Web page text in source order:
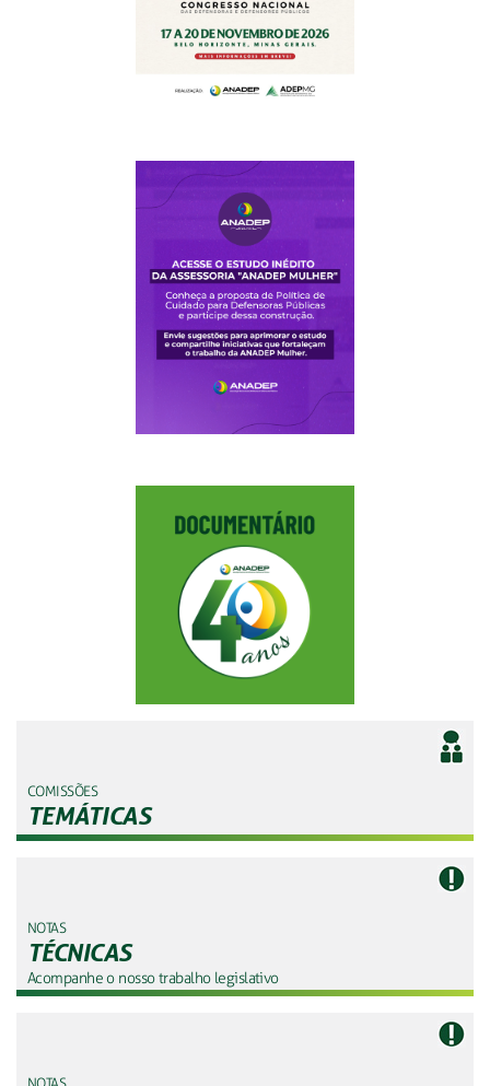
COMISSÕES
TEMÁTICAS
NOTAS
TÉCNICAS
Acompanhe o nosso trabalho legislativo